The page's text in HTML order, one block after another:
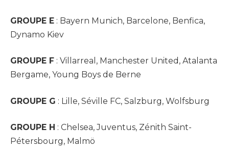
GROUPE E : Bayern Munich, Barcelone, Benfica,
Dynamo Kiev
GROUPE F : Villarreal, Manchester United, Atalanta
Bergame, Young Boys de Berne
GROUPE G : Lille, Séville FC, Salzburg, Wolfsburg
GROUPE H : Chelsea, Juventus, Zénith Saint-
Pétersbourg, Malmö